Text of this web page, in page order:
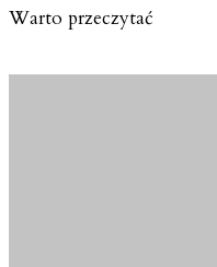
Warto przeczytać